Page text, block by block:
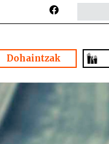
Dohaintzak